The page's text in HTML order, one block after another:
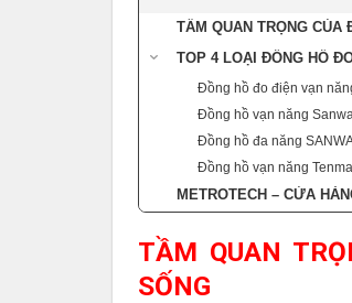
TẦM QUAN TRỌNG
TOP 4 LOẠI ĐỒNG HỒ
Đồng hồ đo điện vạn
Đồng hồ vạn năng
Đồng hồ đa năng
Đồng hồ vạn năng
METROTECH – CỬA
TẦM QUAN
SỐNG